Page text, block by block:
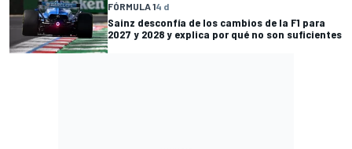
FÓRMULA 14 d
Sainz desconfía de los cambios de la F1 para
2027 y 2028 y explica por qué no son suficientes